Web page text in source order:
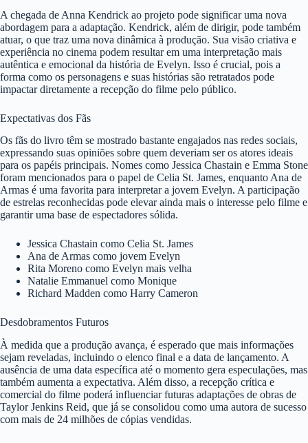
A chegada de Anna Kendrick ao projeto pode significar uma nova
abordagem para a adaptação. Kendrick, além de dirigir, pode também
atuar, o que traz uma nova dinâmica à produção. Sua visão criativa e
experiência no cinema podem resultar em uma interpretação mais
autêntica e emocional da história de Evelyn. Isso é crucial, pois a
forma como os personagens e suas histórias são retratados pode
impactar diretamente a recepção do filme pelo público.
Expectativas dos Fãs
Os fãs do livro têm se mostrado bastante engajados nas redes sociais,
expressando suas opiniões sobre quem deveriam ser os atores ideais
para os papéis principais. Nomes como Jessica Chastain e Emma Stone
foram mencionados para o papel de Celia St. James, enquanto Ana de
Armas é uma favorita para interpretar a jovem Evelyn. A participação
de estrelas reconhecidas pode elevar ainda mais o interesse pelo filme e
garantir uma base de espectadores sólida.
Jessica Chastain como Celia St. James
Ana de Armas como jovem Evelyn
Rita Moreno como Evelyn mais velha
Natalie Emmanuel como Monique
Richard Madden como Harry Cameron
Desdobramentos Futuros
À medida que a produção avança, é esperado que mais informações
sejam reveladas, incluindo o elenco final e a data de lançamento. A
ausência de uma data específica até o momento gera especulações, mas
também aumenta a expectativa. Além disso, a recepção crítica e
comercial do filme poderá influenciar futuras adaptações de obras de
Taylor Jenkins Reid, que já se consolidou como uma autora de sucesso
com mais de 24 milhões de cópias vendidas.